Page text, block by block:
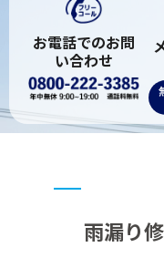
お電話でのお問
い合わせ
雨漏り